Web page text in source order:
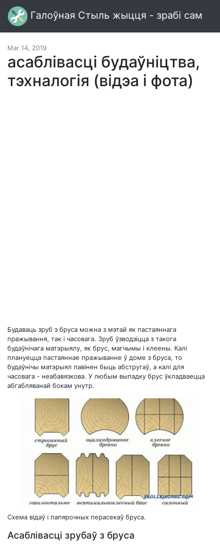
Галоўная Стыль жыцця - зрабі сам
Mar 14, 2019
асаблівасці будаўніцтва,
тэхналогія (відэа і фота)
Будаваць зруб з бруса можна з мэтай як пастаяннага
пражывання, так і часовага. Зруб ўзводзіцца з такога
будаўнічага матэрыялу, як брус, магчымы і клеены. Калі
плануецца пастаяннае пражыванне ў доме з бруса, то
будаўнічы матэрыял павінен быць абстругаў, а калі для
часовага - неабавязкова. У любым выпадку брус ўкладваецца
абгабляванай бокам унутр.
Схема відаў і папярочных перасекаў бруса.
Асаблівасці зрубаў з бруса